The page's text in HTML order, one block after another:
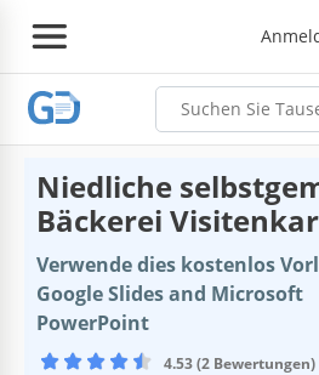
Niedliche
Bäckerei
Verwende dies kostenlos
Google Slides and Microsoft
PowerPoint
4.53 (2 Bewertungen)